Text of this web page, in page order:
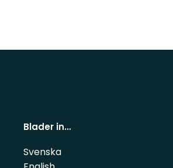
Blader in…
Svenska